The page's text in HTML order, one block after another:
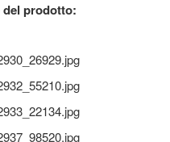
del prodotto: